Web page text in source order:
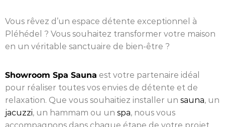
Vous rêvez d’un espace détente exceptionnel à
Pléhédel ? Vous souhaitez transformer votre maison
en un véritable sanctuaire de bien-être ?
Showroom Spa Sauna est votre partenaire idéal
pour réaliser toutes vos envies de détente et de
relaxation. Que vous souhaitiez installer un sauna, un
jacuzzi, un hammam ou un spa, nous vous